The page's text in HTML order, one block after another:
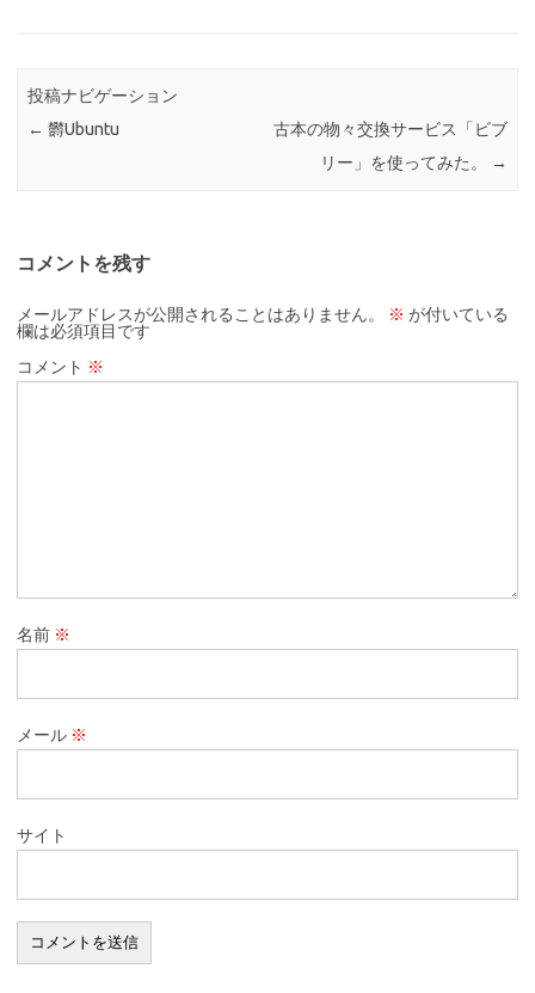
投稿ナビゲーション
← 欝Ubuntu
古本の物々交換サービス「ビブ
リー」を使ってみた。
→
コメントを残す
メールアドレスが公開されることはありません。 ※ が付いている
欄は必須項目です
コメント ※
名前 ※
メール ※
サイト